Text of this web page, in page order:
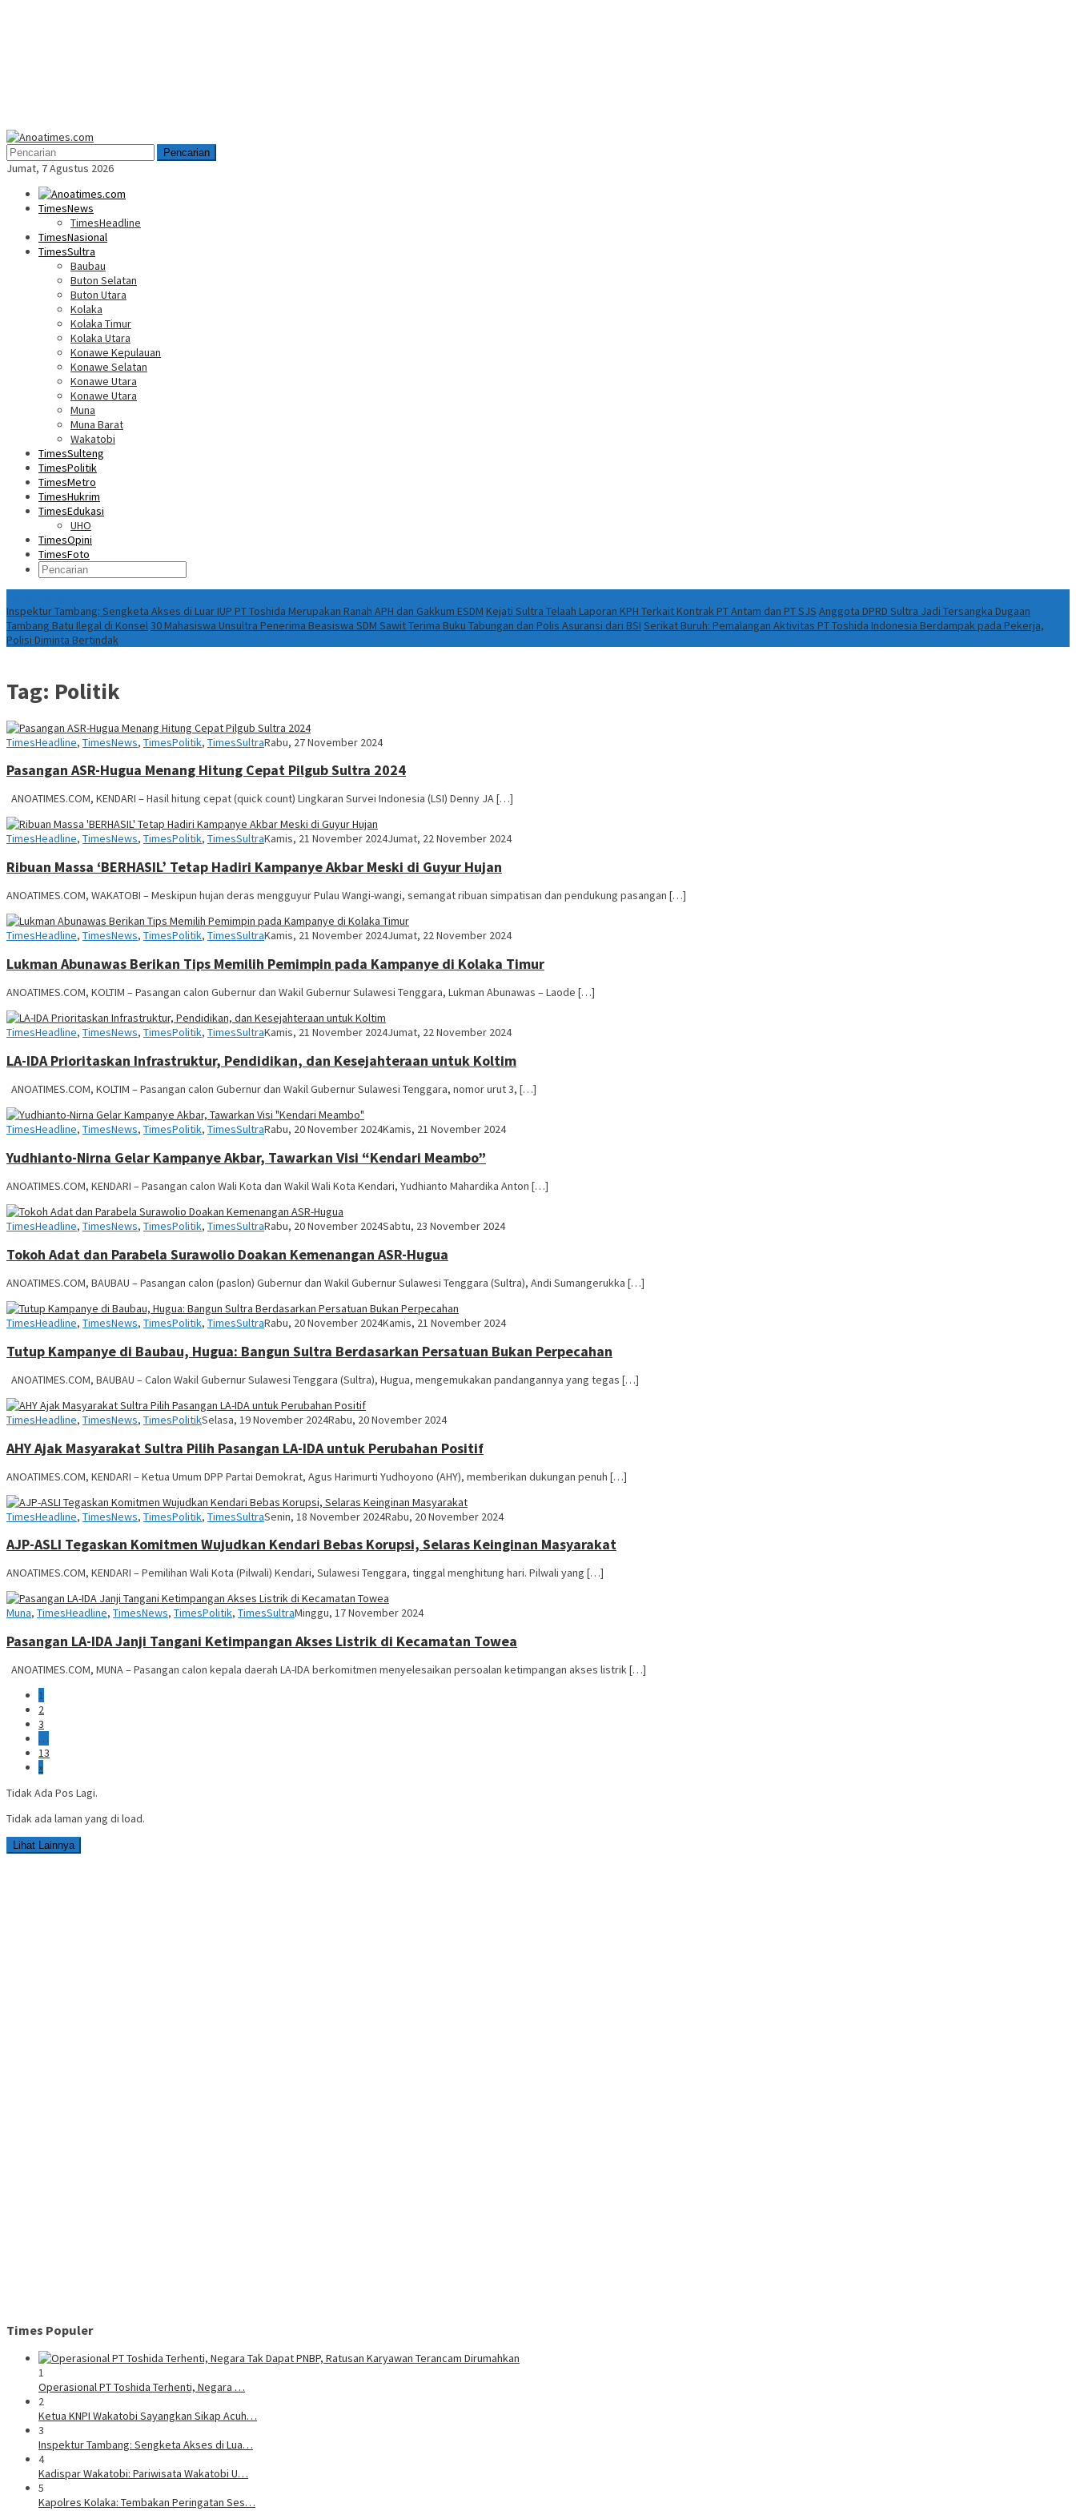
Menu
Mobile
Pencarian
Jumat, 7 Agustus 2026
TimesNews
TimesHeadline
TimesNasional
TimesSultra
Baubau
Buton Selatan
Buton Utara
Kolaka
Kolaka Timur
Kolaka Utara
Konawe Kepulauan
Konawe Selatan
Konawe Utara
Konawe Utara
Muna
Muna Barat
Wakatobi
TimesSulteng
TimesPolitik
TimesMetro
TimesHukrim
TimesEdukasi
UHO
TimesOpini
TimesFoto
Inspektur Tambang: Sengketa Akses di Luar IUP PT Toshida Merupakan Ranah APH dan Gakkum ESDM Kejati Sultra Telaah Laporan KPH Terkait Kontrak PT Antam dan PT SJS Anggota DPRD Sultra Jadi Tersangka Dugaan
Tambang Batu Ilegal di Konsel30 Mahasiswa Unsultra Penerima Beasiswa SDM Sawit Terima Buku Tabungan dan Polis Asuransi dari BSI Serikat Buruh: Pemalangan Aktivitas PT Toshida Indonesia Berdampak pada Pekerja,
Polisi Diminta Bertindak
Tag: Politik
TimesHeadline, TimesNews, TimesPolitik, TimesSultraAnoa
Rabu, 27 November 2024
Pasangan ASR-Hugua Menang Hitung Cepat Pilgub Sultra 2024
ANOATIMES.COM, KENDARI – Hasil hitung cepat (quick count) Lingkaran Survei Indonesia (LSI) Denny JA […]
TimesHeadline, TimesNews, TimesPolitik, TimesSultraAnoa
Kamis, 21 November 2024Jumat, 22 November 2024
Ribuan Massa ‘BERHASIL’ Tetap Hadiri Kampanye Akbar Meski di Guyur Hujan
ANOATIMES.COM, WAKATOBI – Meskipun hujan deras mengguyur Pulau Wangi-wangi, semangat ribuan simpatisan dan pendukung pasangan […]
TimesHeadline, TimesNews, TimesPolitik, TimesSultraAnoa
Kamis, 21 November 2024Jumat, 22 November 2024
Lukman Abunawas Berikan Tips Memilih Pemimpin pada Kampanye di Kolaka Timur
ANOATIMES.COM, KOLTIM – Pasangan calon Gubernur dan Wakil Gubernur Sulawesi Tenggara, Lukman Abunawas – Laode […]
TimesHeadline, TimesNews, TimesPolitik, TimesSultraAnoa
Kamis, 21 November 2024Jumat, 22 November 2024
LA-IDA Prioritaskan Infrastruktur, Pendidikan, dan Kesejahteraan untuk Koltim
ANOATIMES.COM, KOLTIM – Pasangan calon Gubernur dan Wakil Gubernur Sulawesi Tenggara, nomor urut 3, […]
TimesHeadline, TimesNews, TimesPolitik, TimesSultraAnoa
Rabu, 20 November 2024Kamis, 21 November 2024
Yudhianto-Nirna Gelar Kampanye Akbar, Tawarkan Visi “Kendari Meambo”
ANOATIMES.COM, KENDARI – Pasangan calon Wali Kota dan Wakil Wali Kota Kendari, Yudhianto Mahardika Anton […]
TimesHeadline, TimesNews, TimesPolitik, TimesSultraAnoa
Rabu, 20 November 2024Sabtu, 23 November 2024
Tokoh Adat dan Parabela Surawolio Doakan Kemenangan ASR-Hugua
ANOATIMES.COM, BAUBAU – Pasangan calon (paslon) Gubernur dan Wakil Gubernur Sulawesi Tenggara (Sultra), Andi Sumangerukka […]
TimesHeadline, TimesNews, TimesPolitik, TimesSultraAnoa
Rabu, 20 November 2024Kamis, 21 November 2024
Tutup Kampanye di Baubau, Hugua: Bangun Sultra Berdasarkan Persatuan Bukan Perpecahan
ANOATIMES.COM, BAUBAU – Calon Wakil Gubernur Sulawesi Tenggara (Sultra), Hugua, mengemukakan pandangannya yang tegas […]
TimesHeadline, TimesNews, TimesPolitikAnoa
Selasa, 19 November 2024Rabu, 20 November 2024
AHY Ajak Masyarakat Sultra Pilih Pasangan LA-IDA untuk Perubahan Positif
ANOATIMES.COM, KENDARI – Ketua Umum DPP Partai Demokrat, Agus Harimurti Yudhoyono (AHY), memberikan dukungan penuh […]
TimesHeadline, TimesNews, TimesPolitik, TimesSultraAnoa
Senin, 18 November 2024Rabu, 20 November 2024
AJP-ASLI Tegaskan Komitmen Wujudkan Kendari Bebas Korupsi, Selaras Keinginan Masyarakat
ANOATIMES.COM, KENDARI – Pemilihan Wali Kota (Pilwali) Kendari, Sulawesi Tenggara, tinggal menghitung hari. Pilwali yang […]
Muna, TimesHeadline, TimesNews, TimesPolitik, TimesSultraAnoa
Minggu, 17 November 2024
Pasangan LA-IDA Janji Tangani Ketimpangan Akses Listrik di Kecamatan Towea
ANOATIMES.COM, MUNA – Pasangan calon kepala daerah LA-IDA berkomitmen menyelesaikan persoalan ketimpangan akses listrik […]
1
2
3
…
13
»
Tidak Ada Pos Lagi.
Tidak ada laman yang di load.
Lihat Lainnya
Times Populer
1
Operasional PT Toshida Terhenti, Negara …
2
Ketua KNPI Wakatobi Sayangkan Sikap Acuh…
3
Inspektur Tambang: Sengketa Akses di Lua…
4
Kadispar Wakatobi: Pariwisata Wakatobi U…
5
Kapolres Kolaka: Tembakan Peringatan Ses…